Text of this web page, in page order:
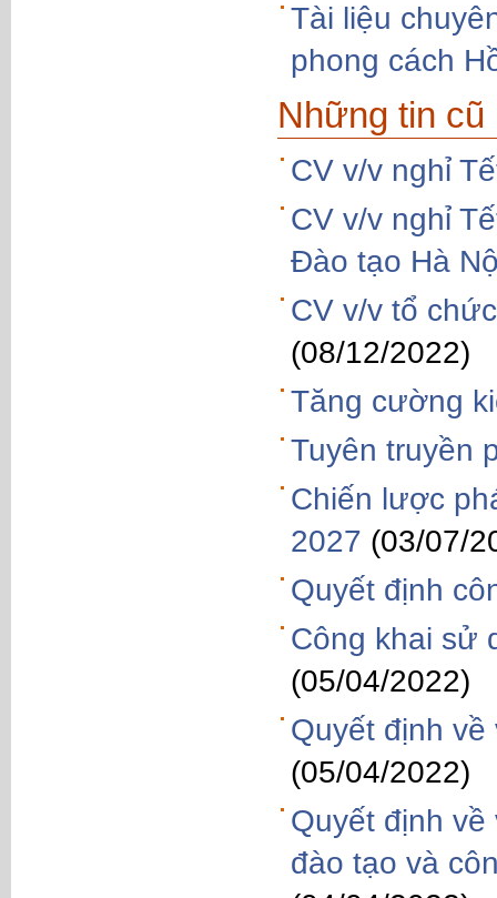
Tài liệu
phong cách
Những tin cũ
CV v/v nghỉ
CV v/v nghỉ
Đào tạo Hà
CV v/v tổ
(08/12/2022)
Tăng cường
Tuyên truyền
Chiến lược
2027 (03/07/
Quyết định
Công khai sử
(05/04/2022)
Quyết định
(05/04/2022)
Quyết định
đào tạo và